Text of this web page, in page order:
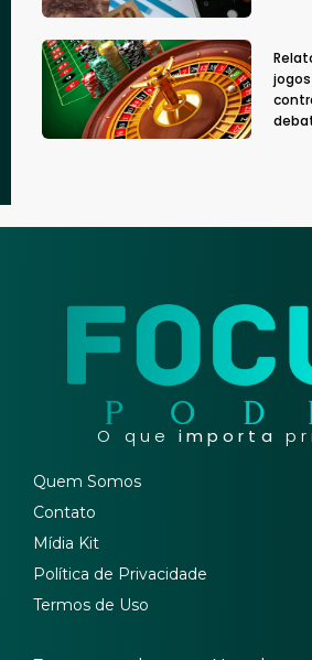
O que importa
Quem Somos
Contato
Mídia Kit
Política de Privacidade
Termos de Uso